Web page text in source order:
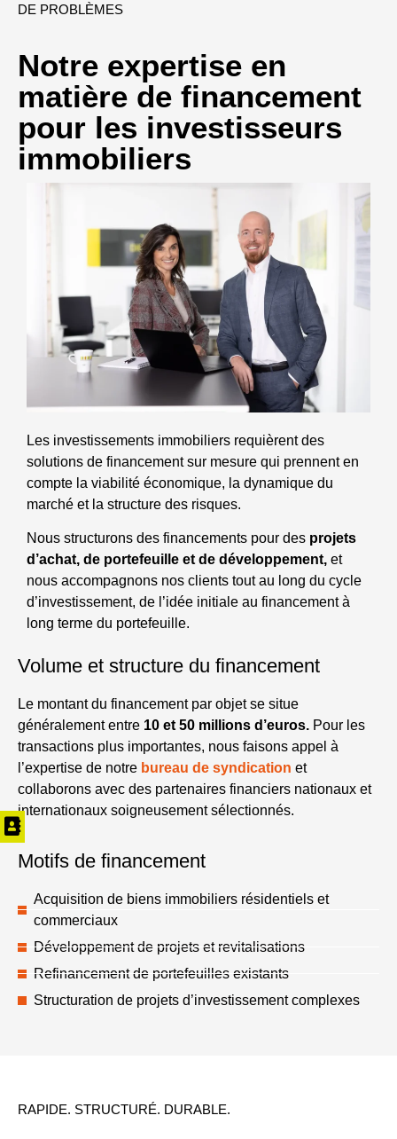
DE PROBLÈMES
Notre expertise en
matière de financement
pour les investisseurs
immobiliers
Les investissements immobiliers requièrent des
solutions de financement sur mesure qui prennent en
compte la viabilité économique, la dynamique du
marché et la structure des risques.
Nous structurons des financements pour des projets
d’achat, de portefeuille et de développement, et
nous accompagnons nos clients tout au long du cycle
d’investissement, de l’idée initiale au financement à
long terme du portefeuille.
Volume et structure du financement
Le montant du financement par objet se situe
généralement entre 10 et 50 millions d’euros. Pour les
transactions plus importantes, nous faisons appel à
l’expertise de notre bureau de syndication et
collaborons avec des partenaires financiers nationaux et
internationaux soigneusement sélectionnés.
Motifs de financement
Acquisition de biens immobiliers résidentiels et
commerciaux
Développement de projets et revitalisations
Refinancement de portefeuilles existants
Structuration de projets d’investissement complexes
RAPIDE. STRUCTURÉ. DURABLE.